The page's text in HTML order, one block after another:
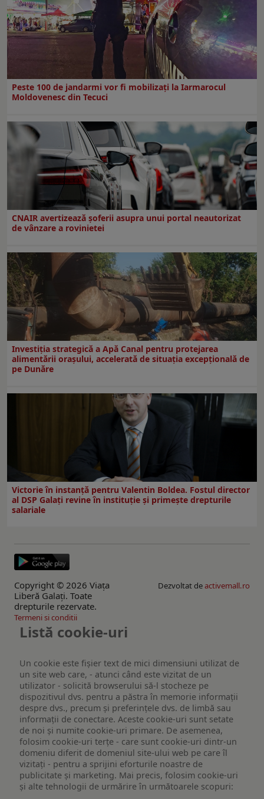
Peste 100 de jandarmi vor fi mobilizați la Iarmarocul
Moldovenesc din Tecuci
CNAIR avertizează șoferii asupra unui portal neautorizat
de vânzare a rovinietei
Investiția strategică a Apă Canal pentru protejarea
alimentării orașului, accelerată de situația excepțională de
pe Dunăre
Victorie în instanță pentru Valentin Boldea. Fostul director
al DSP Galați revine în instituție și primește drepturile
salariale
Copyright © 2026 Viaţa
Liberă Galaţi. Toate
drepturile rezervate.
Dezvoltat deactivemall.ro
Termeni si conditii
Listă cookie-uri
Un cookie este fişier text de mici dimensiuni utilizat de
un site web care, - atunci când este vizitat de un
utilizator - solicită browserului să-l stocheze pe
dispozitivul dvs. pentru a păstra în memorie informații
despre dvs., precum și preferințele dvs. de limbă sau
informații de conectare. Aceste cookie-uri sunt setate
de noi și numite cookie-uri primare. De asemenea,
folosim cookie-uri terțe - care sunt cookie-uri dintr-un
domeniu diferit de domeniul site-ului web pe care îl
vizitați - pentru a sprijini eforturile noastre de
publicitate și marketing. Mai precis, folosim cookie-uri
și alte tehnologii de urmărire în următoarele scopuri: